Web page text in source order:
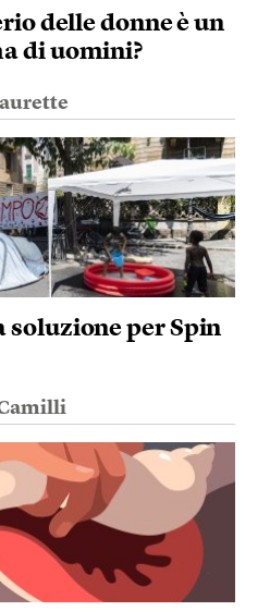
delle donne è un
di uomini?
soluzione per Spin